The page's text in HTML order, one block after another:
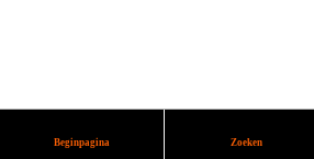
Beginpagina Zoeken